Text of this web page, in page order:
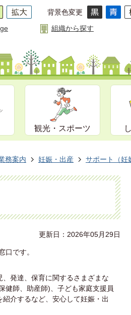
背景色変更
組織から探す
観光・スポーツ
務案内 妊娠・出産 サポート（妊
更新日：2026年05月29日
口です。
発達、保育に関するさまざまな
健師、助産師)、子ども家庭支援員
介するなど、安心して妊娠・出